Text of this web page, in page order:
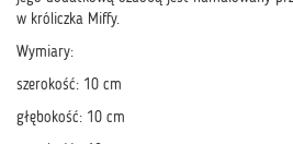
w króliczka Miffy.
Wymiary:
szerokość: 10 cm
głębokość: 10 cm